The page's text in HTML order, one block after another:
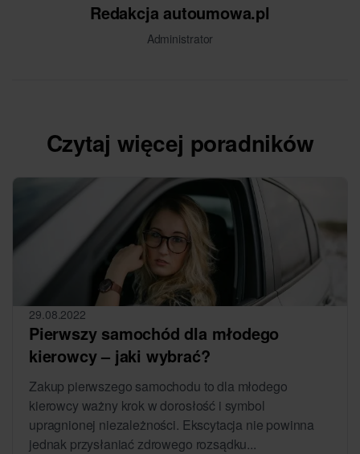
Redakcja autoumowa.pl
Administrator
Czytaj więcej poradników
29.08.2022
Pierwszy samochód dla młodego
kierowcy – jaki wybrać?
Zakup pierwszego samochodu to dla młodego
kierowcy ważny krok w dorosłość i symbol
upragnionej niezależności. Ekscytacja nie powinna
jednak przysłaniać zdrowego rozsądku...